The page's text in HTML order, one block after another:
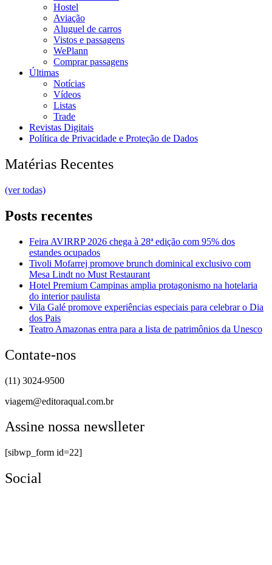
Hostel
Aviação
Aluguel de carros
Vistos e passagens
WePlann
Comprar passagens
Últimas
Notícias
Vídeos
Listas
Trade
Revistas Digitais
Política de Privacidade e Proteção de Dados
Matérias Recentes
(ver todas)
Posts recentes
Feira AVIRRP 2026 chega à 28ª edição com 95% dos
estandes ocupados
Tivoli Mofarrej promove brunch dominical exclusivo com
Mesa Lindt no Must Restaurant
Hotel Premium Campinas amplia protagonismo na hotelaria
do interior paulista
Vila Galé promove experiências especiais para celebrar o Dia
dos Pais
Teatro Amazonas entra para a lista de patrimônios da Unesco
Contate-nos
(11) 3024-9500
viagem@editoraqual.com.br
Assine nossa newslleter
[sibwp_form id=22]
Social